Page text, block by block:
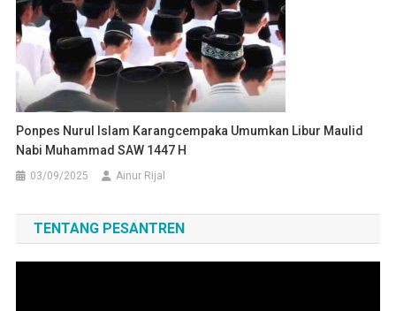
Ponpes Nurul Islam Karangcempaka Umumkan Libur Maulid
Nabi Muhammad SAW 1447 H
03/09/2025 Ainur Rijal
TENTANG PESANTREN